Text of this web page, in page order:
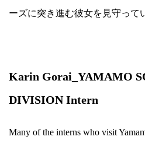
ーズに突き進む彼女を見守って
Karin Gorai_YAMAMO
DIVISION Intern
Many of the interns who visit